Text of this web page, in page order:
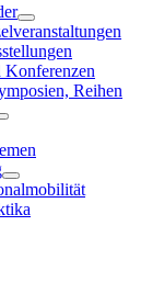
Konferenzen
Reihen